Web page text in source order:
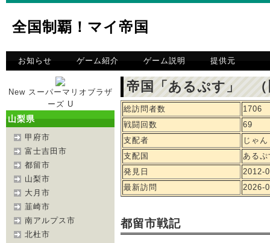
全国制覇！マイ帝国
お知らせ ゲーム紹介 ゲーム説明 提供元
New スーパーマリオブラザ
ーズ U
山梨県
甲府市
富士吉田市
都留市
山梨市
大月市
韮崎市
南アルプス市
北杜市
帝国「あるぷす」 （
総訪問者数
1706
戦闘回数
69
支配者
じゃん
支配国
あるぷ
発見日
2012-
最新訪問
2026-
都留市戦記